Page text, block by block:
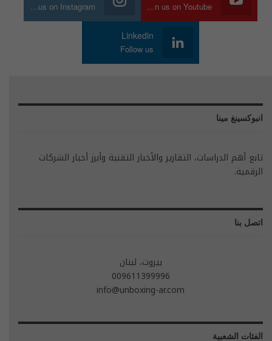
Join us on Youtube
Join us on Instagram
Linkedin
Follow us
انبوكسينغ مينا
تابع أهم الدراسات، التقارير والأخبار التقنية وأبرز أخبار الشركات
الرقمية.
اتصل بنا
بيروت، لبنان
009611399996
info@unboxing-ar.com
الفئات الشعبية